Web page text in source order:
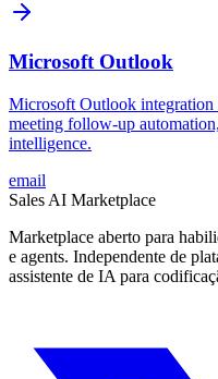
Microsoft Outlook
Microsoft Outlook integration
meeting follow-up
intelligence.
email
Sales AI Marketplace
Marketplace aberto para
e agents. Independente de
assistente de IA para